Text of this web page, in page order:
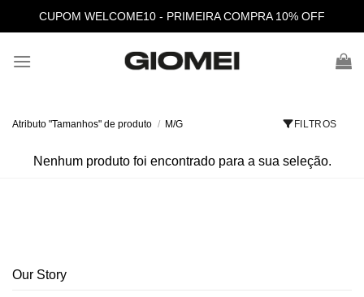
to
CUPOM WELCOME10 - PRIMEIRA COMPRA 10% OFF
Atributo "Tamanhos" de produto / M/G FILTROS
Nenhum produto foi encontrado para a sua seleção.
Our Story